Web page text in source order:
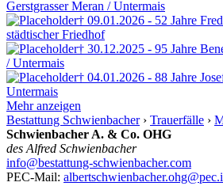
GerstgrasserMeran / Untermais
† 09.01.2026 - 52 Jahre
städtischer Friedhof
† 30.12.2025 - 95 Jahre
/ Untermais
† 04.01.2026 - 88 Jahre
Untermais
Mehr anzeigen
Bestattung Schwienbacher› Trauerfälle ›
Schwienbacher A. & Co. OHG
des Alfred Schwienbacher
info@bestattung-schwienbacher.com
PEC-Mail: